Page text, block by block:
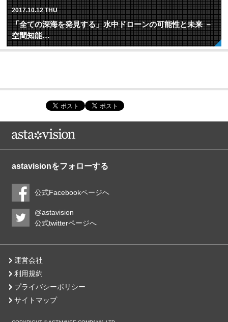
2017.10.12 THU
「全ての深海を発見する」水中ドローンの可能性と未来 －
空間知能…
astavisionをフォローする
公式Facebookページへ
@astavision
公式twitterページへ
運営会社
利用規約
プライバシーポリシー
サイトマップ